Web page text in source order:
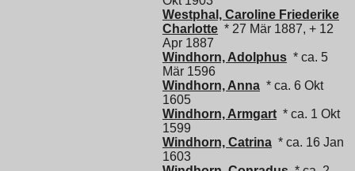
Westphal, Caroline Friederike
Charlotte * 27 Mär 1887, + 12
Apr 1887
Windhorn, Adolphus * ca. 5
Mär 1596
Windhorn, Anna * ca. 6 Okt
1605
Windhorn, Armgart * ca. 1 Okt
1599
Windhorn, Catrina * ca. 16 Jan
1603